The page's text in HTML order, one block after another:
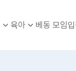
육아 베동 모임